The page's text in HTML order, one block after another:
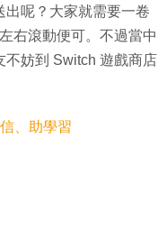
呢？大家就需要一卷
右滾動便可。不過當中
不妨到 Switch 遊戲商店
、助學習